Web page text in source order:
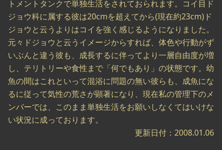
トメントタンクで単独生活をされておられます。コイ目ド
ジョウ科に属する彼は20cmを超えてから(現在約23cm)ド
ジョウと云うよりはコイを強く感じるようになりました。
元々ドジョウと云うイメージからすれば、体色や行動がず
いぶんと違う彼も、成長するに伴ってより一層自由度が増
し、テリトリーや食性まで「何でもあり」の状態です。幼
魚の間はこれといって混浴に問題の無い彼らも、成魚にな
るに従って気性の荒さが顕著になり、現在私の管理下のメ
ンバーでは、このまま単独生活をお願いしなくてはいけな
い状況に成っております。
更新日付：2008.01.06